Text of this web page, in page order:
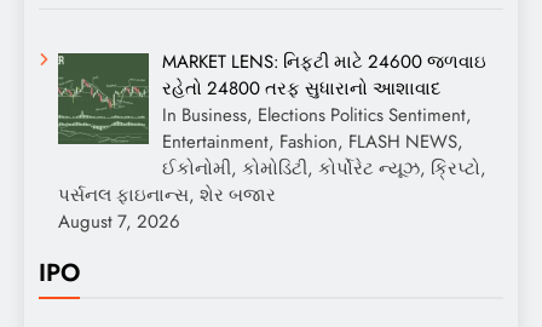
MARKET LENS: નિફ્ટી માટે 24600 જળવાઇ
રહેતો 24800 તરફ સુધારાનો આશાવાદ
In Business, Elections Politics Sentiment,
Entertainment, Fashion, FLASH NEWS,
ઈકોનોમી, કોમોડિટી, કોર્પોરેટ ન્યૂઝ, ક્રિપ્ટો,
પર્સનલ ફાઇનાન્સ, શેર બજાર
August 7, 2026
IPO